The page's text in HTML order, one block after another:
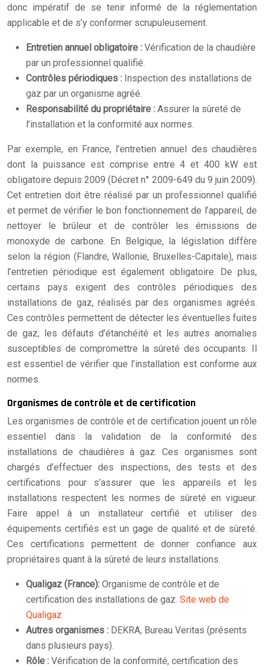
donc impératif de se tenir informé de la réglementation
applicable et de s’y conformer scrupuleusement.
Entretien annuel obligatoire : Vérification de la chaudière
par un professionnel qualifié.
Contrôles périodiques : Inspection des installations de
gaz par un organisme agréé.
Responsabilité du propriétaire : Assurer la sûreté de
l’installation et la conformité aux normes.
Par exemple, en France, l’entretien annuel des chaudières
dont la puissance est comprise entre 4 et 400 kW est
obligatoire depuis 2009 (Décret n° 2009-649 du 9 juin 2009).
Cet entretien doit être réalisé par un professionnel qualifié
et permet de vérifier le bon fonctionnement de l’appareil, de
nettoyer le brûleur et de contrôler les émissions de
monoxyde de carbone. En Belgique, la législation diffère
selon la région (Flandre, Wallonie, Bruxelles-Capitale), mais
l’entretien périodique est également obligatoire. De plus,
certains pays exigent des contrôles périodiques des
installations de gaz, réalisés par des organismes agréés.
Ces contrôles permettent de détecter les éventuelles fuites
de gaz, les défauts d’étanchéité et les autres anomalies
susceptibles de compromettre la sûreté des occupants. Il
est essentiel de vérifier que l’installation est conforme aux
normes.
Organismes de contrôle et de certification
Les organismes de contrôle et de certification jouent un rôle
essentiel dans la validation de la conformité des
installations de chaudières à gaz. Ces organismes sont
chargés d’effectuer des inspections, des tests et des
certifications pour s’assurer que les appareils et les
installations respectent les normes de sûreté en vigueur.
Faire appel à un installateur certifié et utiliser des
équipements certifiés est un gage de qualité et de sûreté.
Ces certifications permettent de donner confiance aux
propriétaires quant à la sûreté de leurs installations.
Qualigaz (France): Organisme de contrôle et de
certification des installations de gaz. Site web de
Qualigaz
Autres organismes : DEKRA, Bureau Veritas (présents
dans plusieurs pays).
Rôle : Vérification de la conformité, certification des